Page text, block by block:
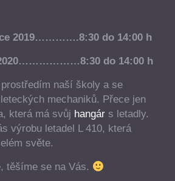
2019………….8:30 do 14:00 h
2020………………8:30 do 14:00 h
naší školy a se
mechaniků. Přece jen
která má svůj hangár s letadly.
výrobu letadel L 410, která
světe.
těšíme se na Vás.